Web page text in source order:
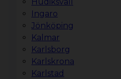
Hudiksvall
Ingaro
Jönköping
Kalmar
Karlsborg
Karlskrona
Karlstad